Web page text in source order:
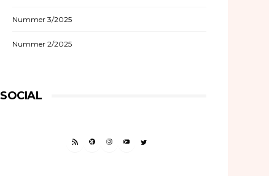
Nummer 3/2025
Nummer 2/2025
SOCIAL
RSS FEEDFACEBOOK
INSTAGRAM
YOUTUBETWITTER